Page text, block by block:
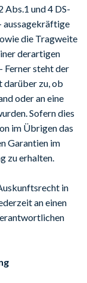
und 4 DS-
aussagekräftige
die Tragweite
derartigen
Ferner steht der
darüber zu, ob
oder an eine
Sofern dies
im Übrigen das
Garantien im
zu erhalten.
in
an einen